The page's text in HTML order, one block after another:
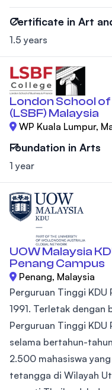
Certificate in Art
1.5 years
London School
(LSBF) Malaysia
WP Kuala Lumpur,
Foundation in Arts
1 year
UOW Malaysia
Penang Campus
Penang, Malaysia
Perguruan Tinggi
1991. Terletak dengan
Perguruan Tinggi
selama bertahun-
2.500 mahasiswa
tetangga di Wilayah